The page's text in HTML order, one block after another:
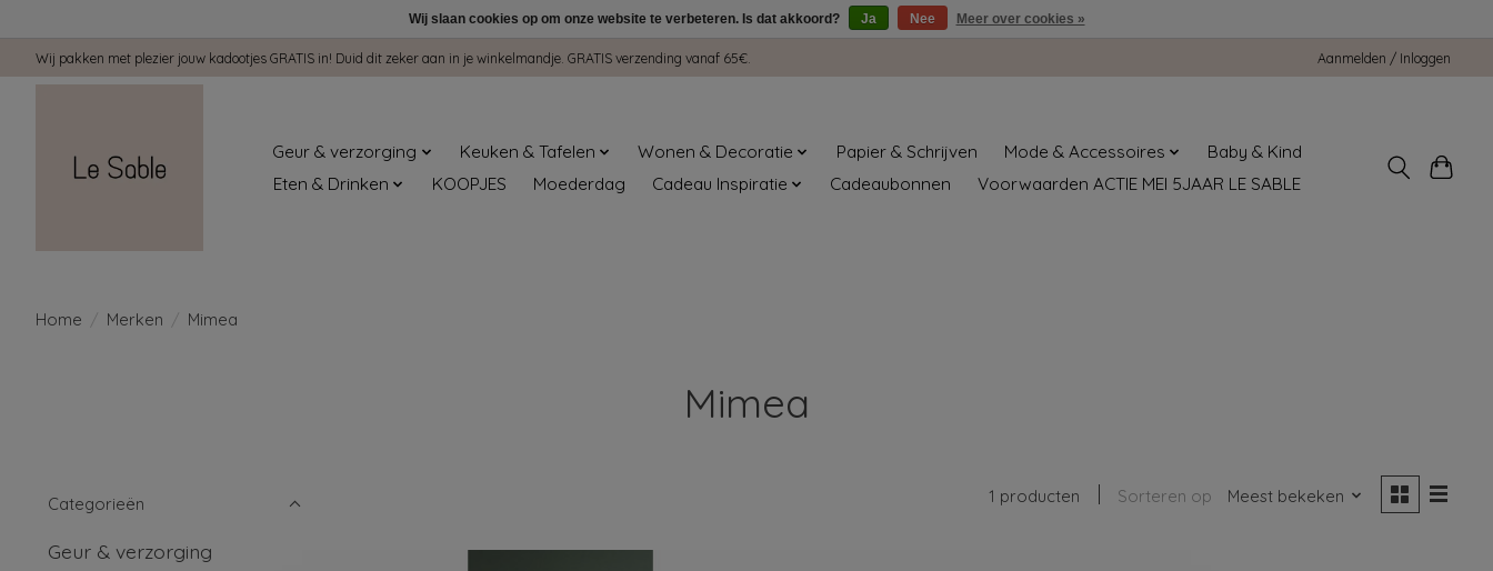
Wij pakken met plezier jouw kadootjes GRATIS in! Duid dit zeker aan in je winkelmandje. GRATIS verzending vanaf 65€. Aanmelden / Inloggen
Geur & verzorging Keuken & Tafelen Wonen & Decoratie Papier & Schrijven Mode & Accessoires
Baby & Kind
Eten & Drinken
KOOPJES Moederdag Cadeau Inspiratie Cadeaubonnen Voorwaarden ACTIE MEI 5JAAR LE SABLE
Home / Merken / Mimea
Mimea
Categorieën
Geur & verzorging
1 producten Sorteren op Meest bekeken
Wij slaan cookies op om onze website te verbeteren. Is dat akkoord? Ja Nee Meer over cookies »